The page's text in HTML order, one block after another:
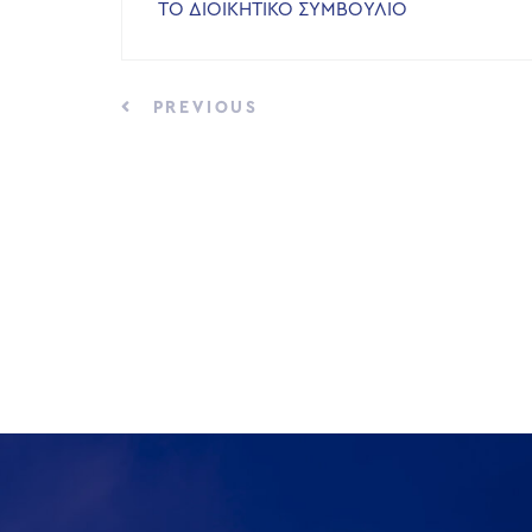
ΤΟ ΔΙΟΙΚΗΤΙΚΟ ΣΥΜΒΟΥΛΙΟ
PREVIOUS